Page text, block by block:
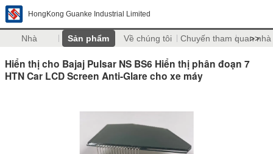
HongKong Guanke Industrial Limited
Nhà Sản phẩm Về chúng tôi Chuyến tham quan nhà
>>
Hiển thị cho Bajaj Pulsar NS BS6 Hiển thị phân đoạn 7
HTN Car LCD Screen Anti-Glare cho xe máy